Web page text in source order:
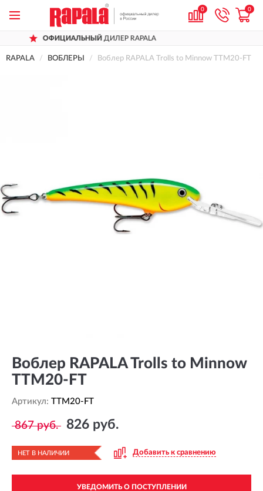
0 0
ДИЛЕР RAPALA
RAPALA ВОБЛЕРЫ Воблер RAPALA Trolls to Minnow TTM20-FT
Воблер RAPALA Trolls to Minnow
TTM20-FT
Артикул: TTM20-FT
867 руб. 826 руб.
НЕТ В НАЛИЧИИ Добавить к сравнению
УВЕДОМИТЬ О ПОСТУПЛЕНИИ